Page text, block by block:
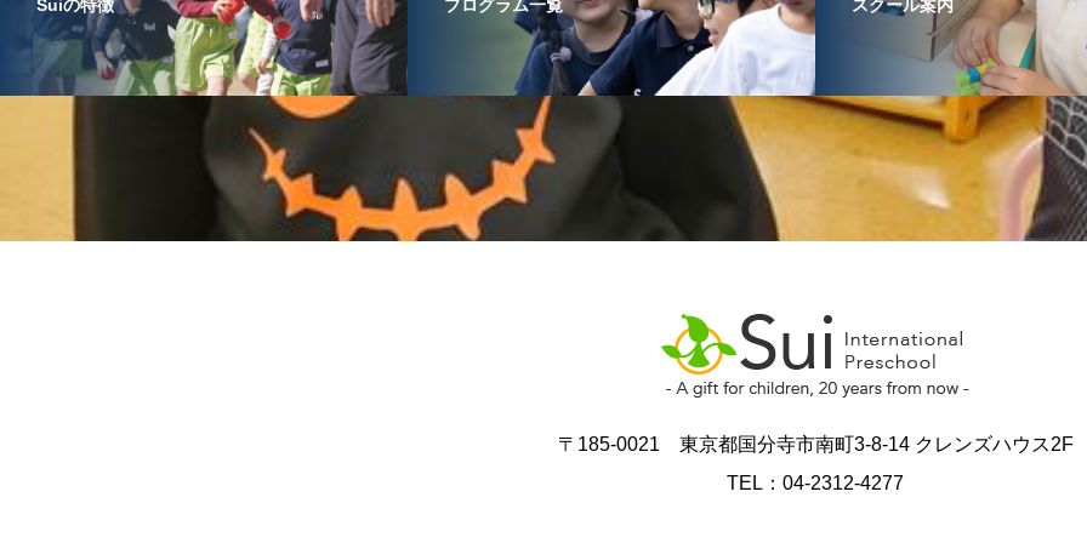
Suiの特徴 プログラム一覧 スクール案内
〒185-0021 東京都国分寺市南町3-8-14 クレンズハウス2F
TEL：04-2312-4277